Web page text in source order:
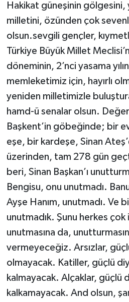
Hakikat güneşinin
milletini, özünden çok
olsun.sevgili gençler,
Türkiye Büyük Millet
döneminin, 2’nci yasama
memleketimiz için, hayırlı
yeniden milletimizle
hamd-ü senalar olsun.
Başkent’in göbeğinde; bir
eşe, bir kardeşe, Sinan
üzerinden, tam 278 gün
beri, Sinan Başkan’ı
Bengisu, onu unutmadı.
Ayşe Hanım, unutmadı. Ve
unutmadık. Şunu herkes çok
unutmasına da,
vermeyeceğiz. Arsızlar,
olmayacak. Katiller, güçlü
kalmayacak. Alçaklar, güçlü
kalkamayacak. And olsun,
YEREL
AFYON
AFYONKARAHİSAR
AYDIN
DENİZLİ
İZMİR
KÜTAHYA
MANİSA
MUĞLA
UŞAK
YURT